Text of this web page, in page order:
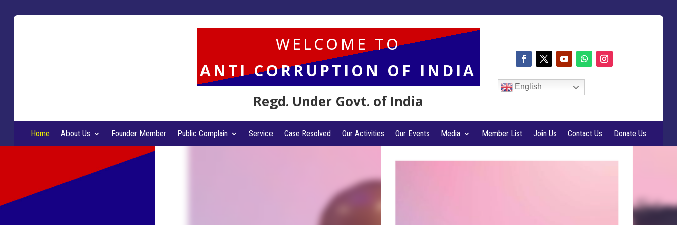
WELCOME TO
ANTI CORRUPTION OF INDIA
Regd. Under Govt. of India
English
Home About Us Founder Member Public Complain Service Case Resolved Our Activities Our Events Media Member List Join Us Contact Us Donate Us